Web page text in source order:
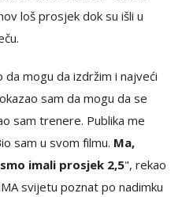
loš prosjek dok su išli u
mogu da izdržim i najveći
sam da mogu da se
sam trenere. Publika me
sam u svom filmu. Ma,
imali prosjek 2,5", rekao
svijetu poznat po nadimku